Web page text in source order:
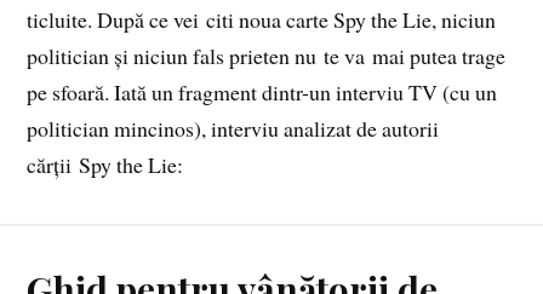
ticluite. După ce vei citi noua carte Spy the Lie, niciun
politician și niciun fals prieten nu te va mai putea trage
pe sfoară. Iată un fragment dintr-un interviu TV (cu un
politician mincinos), interviu analizat de autorii
cărții Spy the Lie: